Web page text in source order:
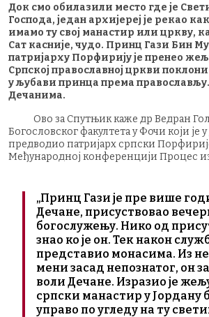
Док смо обилазили место где је
Господа, један архијереј је рекао
имамо ту свој манастир или цркву,
Сат касније, чудо. Принц Гази Бин
патријарху Порфирију је пренео
Српској православној цркви
у љубави принца према
Дечанима.
Ово за Спутњик каже др Ведран
Богословског факултета у Фочи који је у
предводио патријарх српски
Међународној конференцији Процес из
„Принц Гази је пре више
Дечане, присуствовао
богослужењу. Нико од
знао ко је он. Тек након
представио монасима. Из
мени засад непознатог, он
воли Дечане. Изразио је
српски манастир у Јордану
управо по угледу на ту